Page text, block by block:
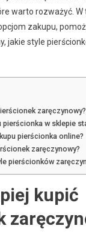
warto rozważyć. W
zakupu,
jakie style
zaręczynowy?
pierścionka w sklepie
pierścionka online?
zaręczynowy?
pierścionków
kupić